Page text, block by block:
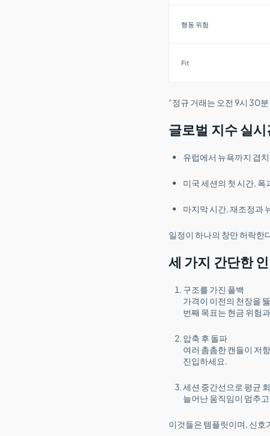
행동 위험
Fit
“정규 거래는 오전 9시 30
글로벌 지수 실
유럽에서 뉴욕까지 겹
미국 세션의 첫 시간,
마지막 시간, 재조정과
일정이 하나의 창만 허락한
세 가지 간단한
구조를 가진 풀백
가격이 이전의 천장을
번째 목표는 현금 위험
압축 후 돌파
여러 촘촘한 캔들이 저
진입하세요.
세션 중간선으로 평균
늘어난 움직임이 멈추
이것들은 템플릿이며, 신호